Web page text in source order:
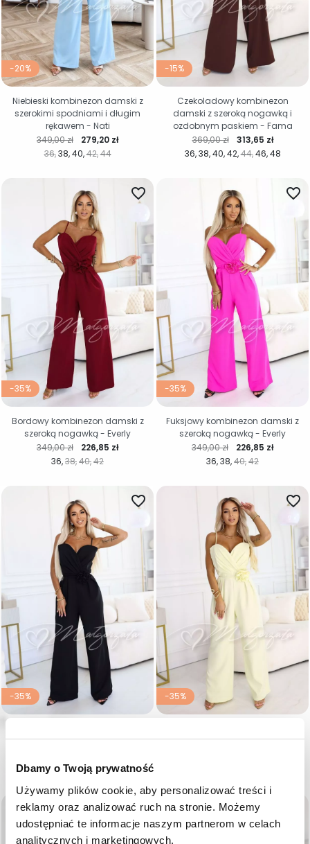
Dbamy o Twoją prywatność
Używamy plików cookie, aby personalizować treści i
reklamy oraz analizować ruch na stronie. Możemy
udostępniać te informacje naszym partnerom w celach
analitycznych i marketingowych.
-20%
36 38 40 42 44
Cena regularna
349,00 zł Cena
279,20 zł
Niebieski kombinezon damski z
szerokimi spodniami i długim
rękawem - Nati
-15%
36 38 40 42 44 46 48
Cena regularna
369,00 zł Cena
313,65 zł
Czekoladowy kombinezon
damski z szeroką nogawką i
ozdobnym paskiem - Fama
-35%
36 38 40 42
favorite_border
Cena regularna
349,00 zł Cena
226,85 zł
Bordowy kombinezon damski z
szeroką nogawką - Everly
-35%
36 38 40 42
favorite_border
Cena regularna
349,00 zł Cena
226,85 zł
Fuksjowy kombinezon damski z
szeroką nogawką - Everly
-35%
36 38 40 42
favorite_border
szeroką nogawką - Everly
-35%
favorite_border
szeroką nogawką - Everly
favorite_border